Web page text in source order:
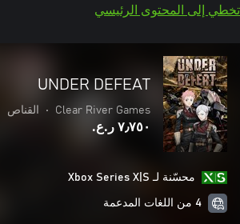
تخطي إلى المحتوى الرئيسي
UNDER DEFEAT
Clear River Games
• القناص
٧٫٧٥٠ ر.ع.‏
محسّنة لـ Xbox Series X|S
4 من اللغات المدعمة